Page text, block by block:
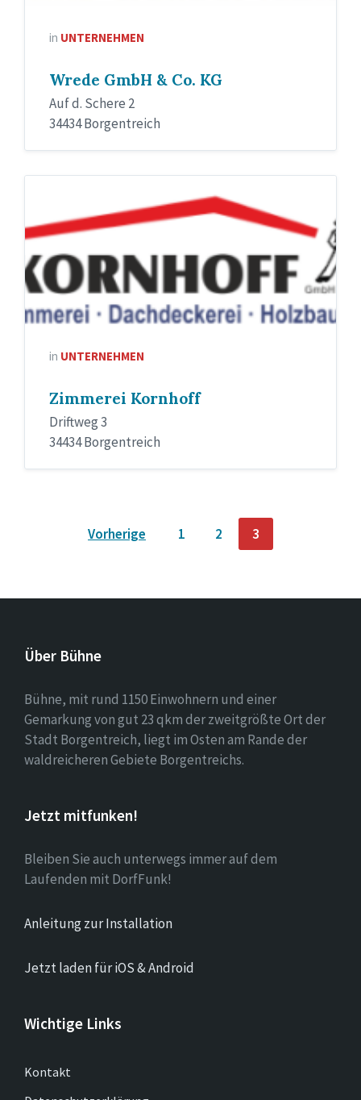
in UNTERNEHMEN
Wrede GmbH & Co. KG
Auf d. Schere 2
34434 Borgentreich
in UNTERNEHMEN
Zimmerei Kornhoff
Driftweg 3
34434 Borgentreich
Seitennummerierung
Beiträge
Vorherige 1 2 3
Über Bühne
Bühne, mit rund 1150 Einwohnern und einer
Gemarkung von gut 23 qkm der zweitgrößte Ort der
Stadt Borgentreich, liegt im Osten am Rande der
waldreicheren Gebiete Borgentreichs.
Jetzt mitfunken!
Bleiben Sie auch unterwegs immer auf dem
Laufenden mit DorfFunk!
Anleitung zur Installation
Jetzt laden für iOS & Android
Wichtige Links
Kontakt